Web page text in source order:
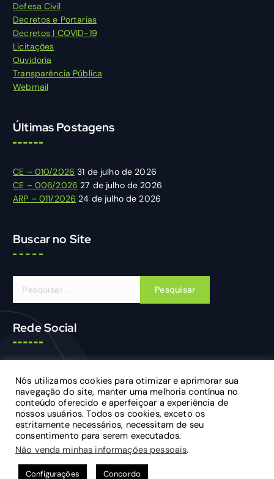
Defesa Civil
Decretos e Portarias
Decretos | COVID-19
Licitações
Ouvidoria
Transparência Pública
Webmail
Últimas Postagens
CE – 010/2026 31 de julho de 2026
CE – 006/2026 27 de julho de 2026
ARP – 011/2026 24 de julho de 2026
Buscar no Site
q
s
a
p
o
Rede Social
a
c
e
b
o
o
k
o
u
t
u
b
e
n
s
t
a
g
r
a
Copyright © 2026 Prefeitura Municipal de Araponga-MG |
Todos os direitos Reservados.
Nós utilizamos cookies para otimizar e aprimorar sua
navegação do site, manter uma melhoria contínua no
conteúdo oferecido e aperfeiçoar a experiência de
nossos usuários. Todos os cookies, exceto os
estritamente necessários, necessitam de seu
consentimento para serem executados.
Não venda minhas informações pessoais.
Configurações Concordo